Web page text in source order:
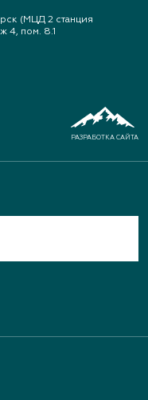
(МЦД 2 станция
4, пом. 8.1
РАЗРАБОТКА САЙТА